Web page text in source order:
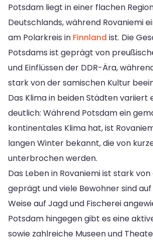
Potsdam liegt in einer flachen
Deutschlands, während Rovaniemi
am Polarkreis in Finnland ist. Die
Potsdams ist geprägt von
und Einflüssen der DDR-Ära,
stark von der samischen Kultur
Das Klima in beiden Städten variiert
deutlich: Während Potsdam ein
kontinentales Klima hat, ist
langen Winter bekannt, die von
unterbrochen werden.
Das Leben in Rovaniemi ist stark
geprägt und viele Bewohner sind
Weise auf Jagd und Fischerei
Potsdam hingegen gibt es eine
sowie zahlreiche Museen und